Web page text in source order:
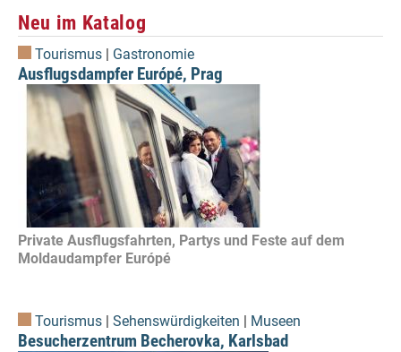
Neu im Katalog
Tourismus | Gastronomie
Ausflugsdampfer Európé, Prag
Private Ausflugsfahrten, Partys und Feste auf dem
Moldaudampfer Európé
Tourismus | Sehenswürdigkeiten | Museen
Besucherzentrum Becherovka, Karlsbad